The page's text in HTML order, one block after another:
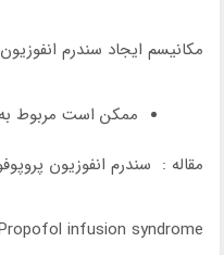
مکانيسم ايجاد سندرم
ممکن است مربوط به
مقاله : سندرم انفوزيون
infusion syndrome